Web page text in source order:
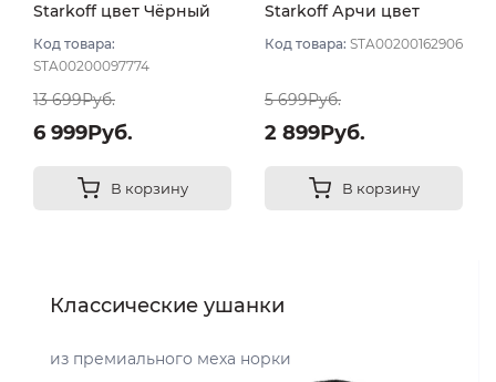
Starkoff цвет Чёрный
Код товара:
STA00200097774
13 699Руб.
6 999Руб.
В корзину
Starkoff Арчи цвет
Код товара: STA00200162906
5 699Руб.
2 899Руб.
В корзину
Классические ушанки
из премиального меха норки